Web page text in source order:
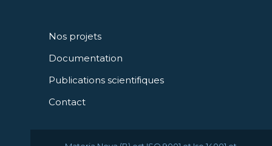
Nos projets
Documentation
Publications scientifiques
Contact